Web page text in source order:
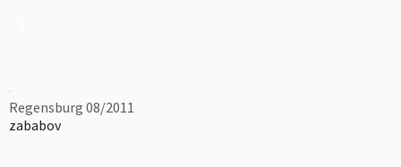
Regensburg 08/2011
zababov